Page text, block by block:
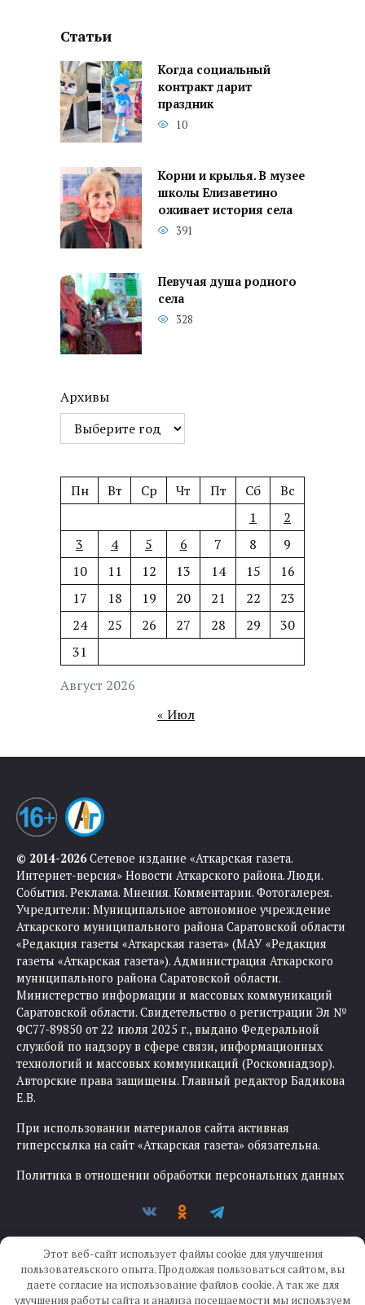
Статьи
Когда социальный
контракт дарит
праздник
10
Корни и крылья. В музее
школы Елизаветино
оживает история села
391
Певучая душа родного
села
328
Архивы
Август 2026
Пн Вт Ср Чт Пт Сб
Вс
1
2
3
4 5 6 7 8
9
10
11 12 13 14 15
16
17
18 19 20 21 22
23
24
25 26 27 28 29
30
31
« Июл
© 2014-2026Сетевое издание «Аткарская газета.
Интернет-версия» Новости Аткарского района. Люди.
События. Реклама. Мнения. Комментарии. Фотогалерея.
Учредители: Муниципальное автономное учреждение
Аткарского муниципального района Саратовской области
«Редакция газеты «Аткарская газета» (МАУ «Редакция
газеты «Аткарская газета»). Администрация Аткарского
муниципального района Саратовской области.
Министерство информации и массовых коммуникаций
Саратовской области. Свидетельство о регистрации Эл №
ФС77-89850 от 22 июля 2025 г., выдано Федеральной
службой по надзору в сфере связи, информационных
технологий и массовых коммуникаций (Роскомнадзор).
Авторские права защищены. Главный редактор Бадикова
Е.В.
При использовании материалов сайта активная
гиперссылка на сайт «Аткарская газета» обязательна.
Политика в отношении обработки персональных данных
Этот веб-сайт использует файлы cookie для улучшения
пользовательского опыта. Продолжая пользоваться сайтом, вы
даете согласие на использование файлов cookie. А так же для
улучшения работы сайта и анализа посещаемости мы используем